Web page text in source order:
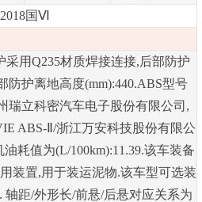
国Ⅵ
采用Q235材质焊接连接,后部防护
防护离地高度(mm):440.ABS型号
瑞立科密汽车电子股份有限公司,
ABS-Ⅱ/浙江万安科技股份有限公
耗值为(L/100km):11.39.该车装备
装置,用于装运泥物.该车型可选装
轴距/外形长/前悬/后悬对应关系为